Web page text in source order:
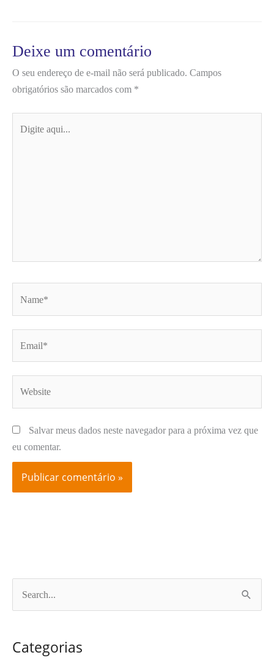
Deixe um comentário
O seu endereço de e-mail não será publicado. Campos
obrigatórios são marcados com *
aqui...
Salvar meus dados neste navegador para a próxima vez que
eu comentar.
q
Categorias